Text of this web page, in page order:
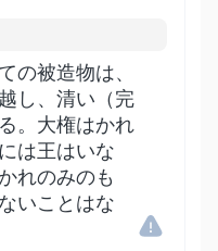
の被造物は、
し、清い（完
。大権はかれ
は王はいな
れのみのも
いことはな